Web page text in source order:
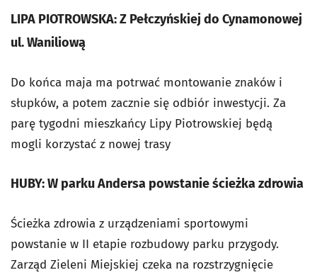
LIPA PIOTROWSKA: Z Pełczyńskiej do Cynamonowej
ul. Waniliową
Do końca maja ma potrwać montowanie znaków i
słupków, a potem zacznie się odbiór inwestycji. Za
parę tygodni mieszkańcy Lipy Piotrowskiej będą
mogli korzystać z nowej trasy
HUBY: W parku Andersa powstanie ścieżka zdrowia
Ścieżka zdrowia z urządzeniami sportowymi
powstanie w II etapie rozbudowy parku przygody.
Zarząd Zieleni Miejskiej czeka na rozstrzygnięcie